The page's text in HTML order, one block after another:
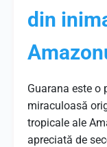
din
Guarana este o
miraculoasă
tropicale ale
apreciată de